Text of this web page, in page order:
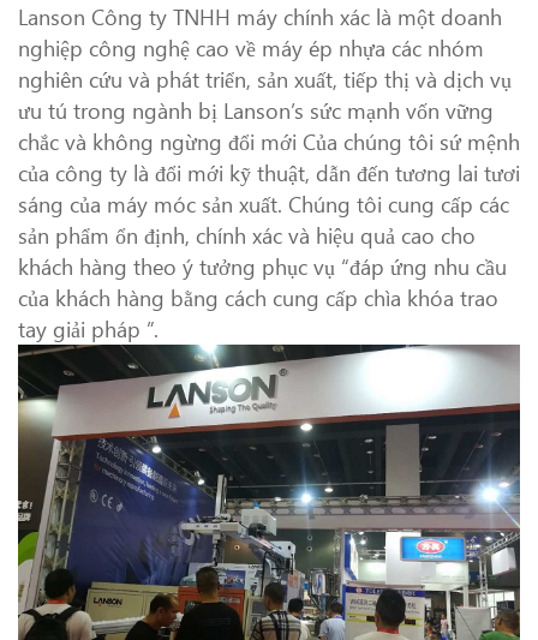
Lanson Công ty TNHH máy chính xác là một doanh
nghiệp công nghệ cao về máy ép nhựa các nhóm
nghiên cứu và phát triển, sản xuất, tiếp thị và dịch vụ
ưu tú trong ngành bị Lanson’s sức mạnh vốn vững
chắc và không ngừng đổi mới Của chúng tôi sứ mệnh
của công ty là đổi mới kỹ thuật, dẫn đến tương lai tươi
sáng của máy móc sản xuất. Chúng tôi cung cấp các
sản phẩm ổn định, chính xác và hiệu quả cao cho
khách hàng theo ý tưởng phục vụ “đáp ứng nhu cầu
của khách hàng bằng cách cung cấp chìa khóa trao
tay giải pháp ”.